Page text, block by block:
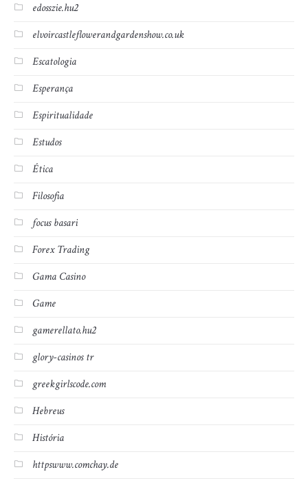
edosszie.hu2
elvoircastleflowerandgardenshow.co.uk
Escatologia
Esperança
Espiritualidade
Estudos
Ética
Filosofia
focus basari
Forex Trading
Gama Casino
Game
gamerellato.hu2
glory-casinos tr
greekgirlscode.com
Hebreus
História
httpswww.comchay.de